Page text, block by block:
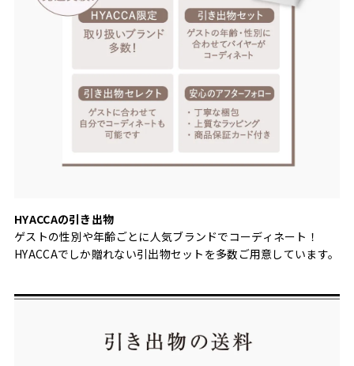
HYACCAの引き出物
ゲストの性別や年齢ごとに人気ブランドでコーディネート！
HYACCAでしか贈れない引出物セットを多数ご用意しています。